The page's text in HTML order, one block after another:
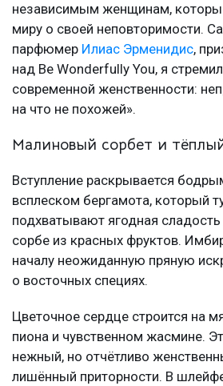
независимым женщинам,
миру о своей неповторимости.
парфюмер Илиас Эрменидис,
над Be Wonderfully You, я
современной женственности:
на что не похожей».
Малиновый сорбет и
Вступление раскрывается
всплеском бергамота, который
подхватывают ягодная
сорбе из красных фруктов.
началу неожиданную пряную
о восточных специях.
Цветочное сердце строится на
пиона и чувственном жасмине.
нежный, но отчётливо
лишённый приторности. В